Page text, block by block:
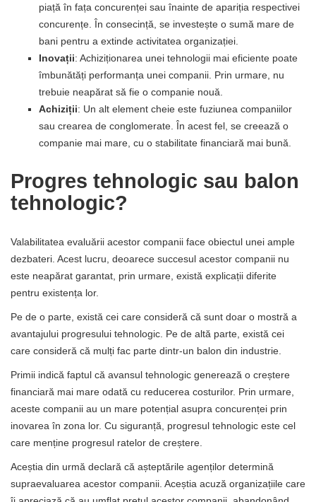
piață în fața concurenței sau înainte de apariția respectivei
concurențe. În consecință, se investește o sumă mare de
bani pentru a extinde activitatea organizației.
Inovații: Achiziționarea unei tehnologii mai eficiente poate
îmbunătăți performanța unei companii. Prin urmare, nu
trebuie neapărat să fie o companie nouă.
Achiziții: Un alt element cheie este fuziunea companiilor
sau crearea de conglomerate. În acest fel, se creează o
companie mai mare, cu o stabilitate financiară mai bună.
Progres tehnologic sau balon
tehnologic?
Valabilitatea evaluării acestor companii face obiectul unei ample
dezbateri. Acest lucru, deoarece succesul acestor companii nu
este neapărat garantat, prin urmare, există explicații diferite
pentru existența lor.
Pe de o parte, există cei care consideră că sunt doar o mostră a
avantajului progresului tehnologic. Pe de altă parte, există cei
care consideră că mulți fac parte dintr-un balon din industrie.
Primii indică faptul că avansul tehnologic generează o creștere
financiară mai mare odată cu reducerea costurilor. Prin urmare,
aceste companii au un mare potențial asupra concurenței prin
inovarea în zona lor. Cu siguranță, progresul tehnologic este cel
care menține progresul ratelor de creștere.
Aceștia din urmă declară că așteptările agenților determină
supraevaluarea acestor companii. Aceștia acuză organizațiile care